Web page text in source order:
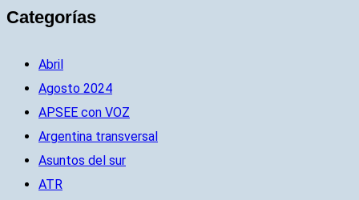
Categorías
Abril
Agosto 2024
APSEE con VOZ
Argentina transversal
Asuntos del sur
ATR